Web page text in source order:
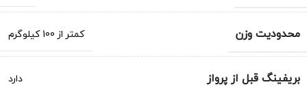
محدودیت وزن کمتر از 100 کیلوگرم
بریفینگ قبل از پرواز دارد